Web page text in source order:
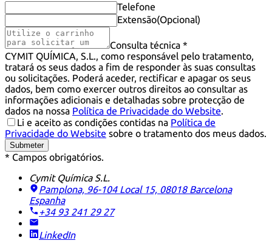
Telefone
Extensão(Opcional)
Consulta técnica *
CYMIT QUÍMICA, S.L., como responsável pelo tratamento,
tratará os seus dados a fim de responder às suas consultas
ou solicitações. Poderá aceder, rectificar e apagar os seus
dados, bem como exercer outros direitos ao consultar as
informações adicionais e detalhadas sobre protecção de
dados na nossa Política de Privacidade do Website.
Li e aceito as condições contidas na Política de
Privacidade do Website sobre o tratamento dos meus dados.
Submeter
* Campos obrigatórios.
Cymit Química S.L.
Pamplona, 96-104 Local 15, 08018 Barcelona
Espanha
+34 93 241 29 27
LinkedIn